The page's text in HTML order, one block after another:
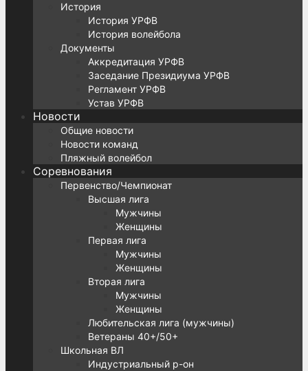
История
История УРФВ
История волейбола
Документы
Аккредитация УРФВ
Заседание Президиума УРФВ
Регламент УРФВ
Устав УРФВ
Новости
Общие новости
Новости команд
Пляжный волейбол
Соревнования
Первенство/Чемпионат
Высшая лига
Мужчины
Женщины
Первая лига
Мужчины
Женщины
Вторая лига
Мужчины
Женщины
Любительская лига (мужчины)
Ветераны 40+/50+
Школьная ВЛ
Индустриальный р-он